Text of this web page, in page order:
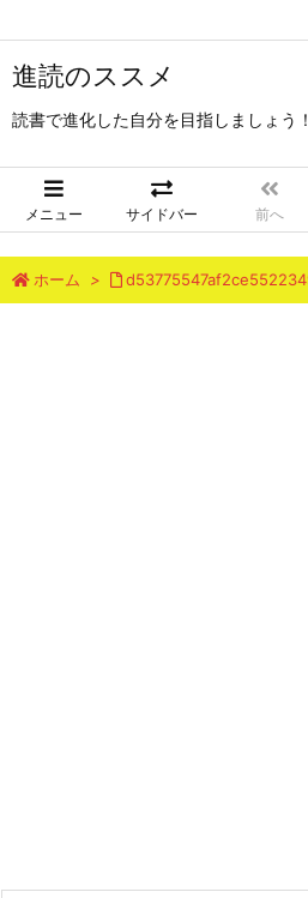
進読のススメ
読書で進化した自分を目指しましょう！
メニュー サイドバー 前へ
ホーム >